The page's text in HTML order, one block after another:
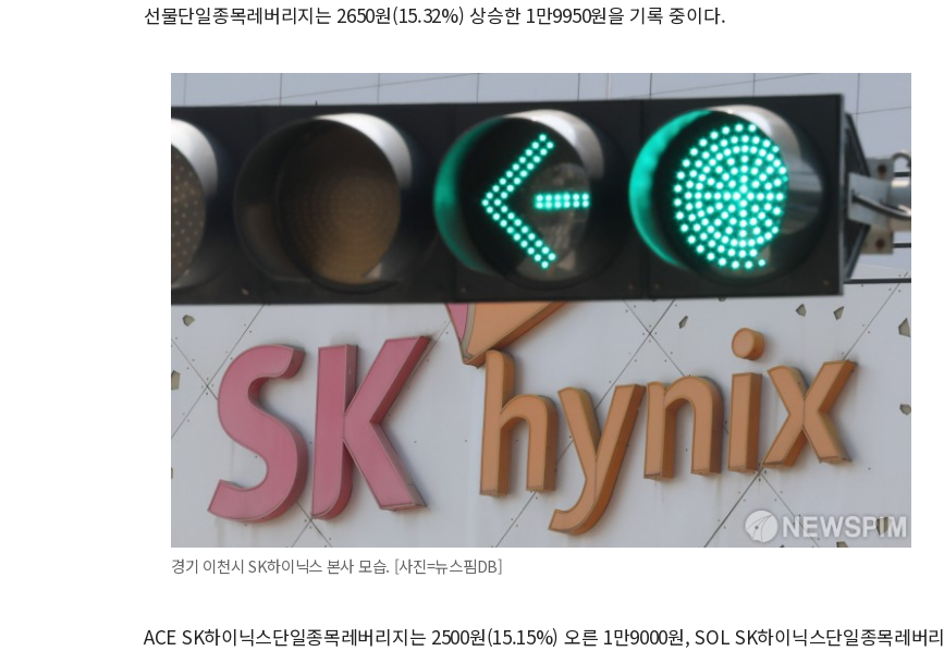
선물단일종목레버리지는 2650원(15.32%) 상승한 1만9950원을 기록 중이다.
경기 이천시 SK하이닉스 본사 모습. [사진=뉴스핌DB]
ACE SK하이닉스단일종목레버리지는 2500원(15.15%) 오른 1만9000원, SOL SK하이닉스단일종목레버리